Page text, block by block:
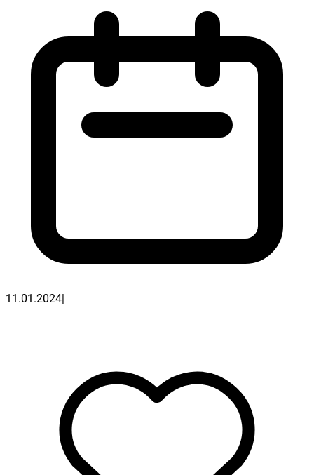
11.01.2024|